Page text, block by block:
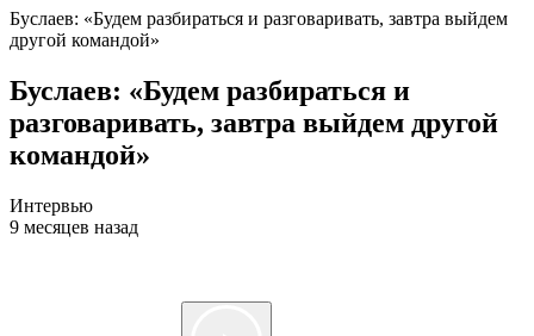
Буслаев: «Будем разбираться и разговаривать, завтра выйдем
другой командой»
Буслаев: «Будем разбираться и
разговаривать, завтра выйдем другой
командой»
Интервью
9 месяцев назад